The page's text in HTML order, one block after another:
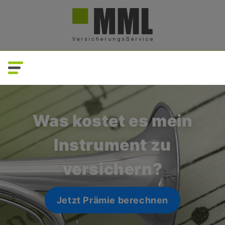
Was kostet es mein
Instrument zu
versichern?
Jetzt Prämie berechnen